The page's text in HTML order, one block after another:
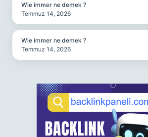
Wie immer ne demek ?
Temmuz 14, 2026
Wie immer ne demek ?
Temmuz 14, 2026